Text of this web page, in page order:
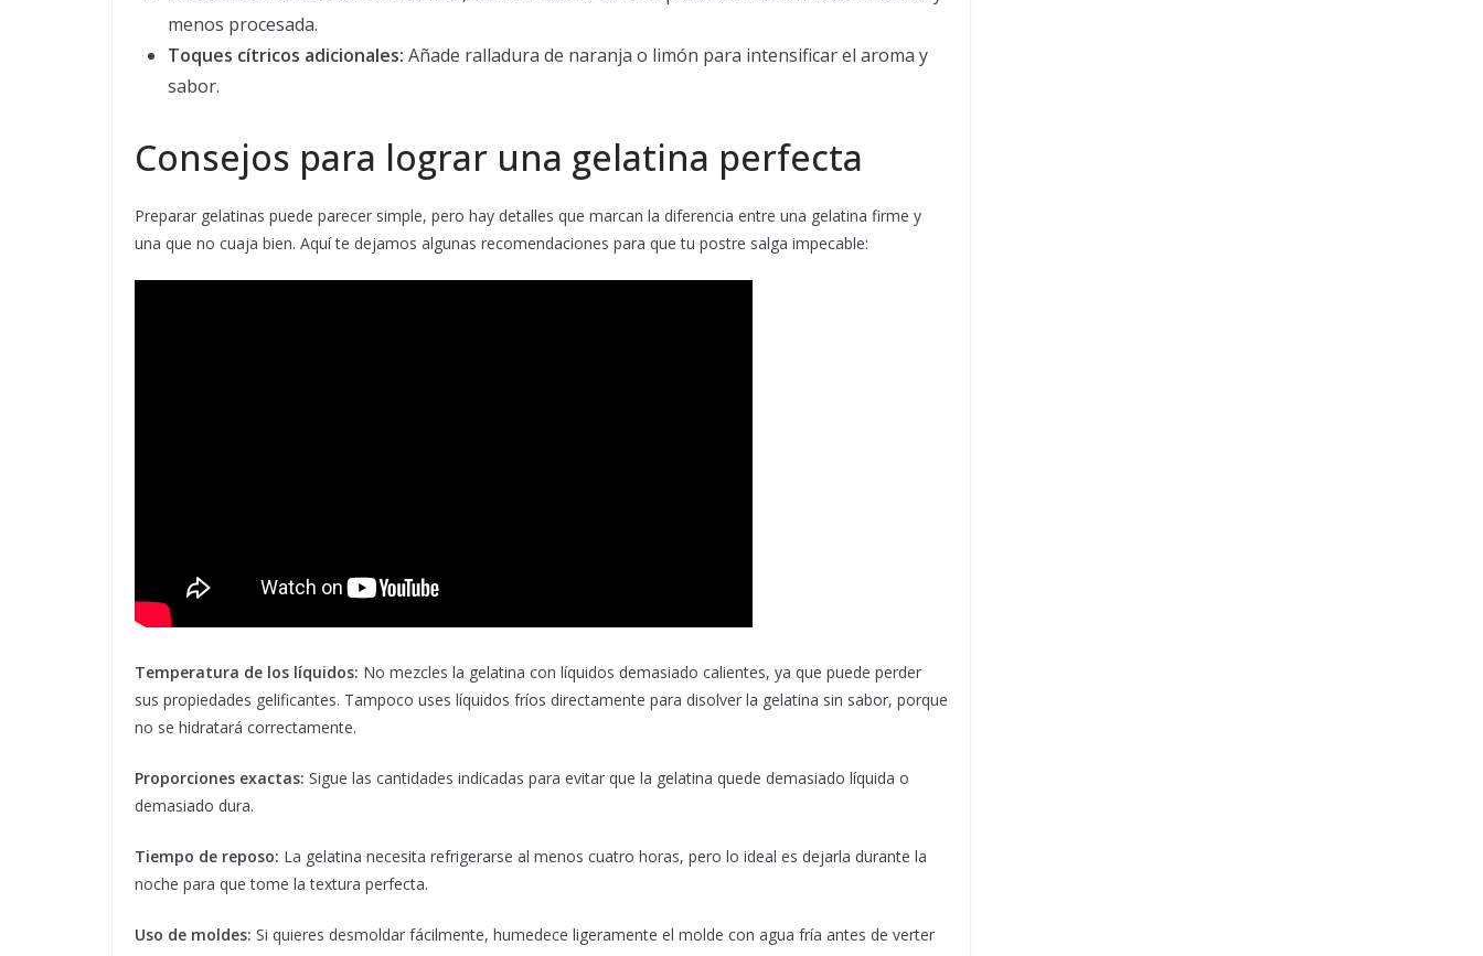
menos procesada.
Toques cítricos adicionales: Añade ralladura de naranja o limón para intensificar el aroma y
sabor.
Consejos para lograr una gelatina perfecta
Preparar gelatinas puede parecer simple, pero hay detalles que marcan la diferencia entre una gelatina firme y
una que no cuaja bien. Aquí te dejamos algunas recomendaciones para que tu postre salga impecable:
Temperatura de los líquidos: No mezcles la gelatina con líquidos demasiado calientes, ya que puede perder
sus propiedades gelificantes. Tampoco uses líquidos fríos directamente para disolver la gelatina sin sabor, porque
no se hidratará correctamente.
Proporciones exactas: Sigue las cantidades indicadas para evitar que la gelatina quede demasiado líquida o
demasiado dura.
Tiempo de reposo: La gelatina necesita refrigerarse al menos cuatro horas, pero lo ideal es dejarla durante la
noche para que tome la textura perfecta.
Uso de moldes: Si quieres desmoldar fácilmente, humedece ligeramente el molde con agua fría antes de verter